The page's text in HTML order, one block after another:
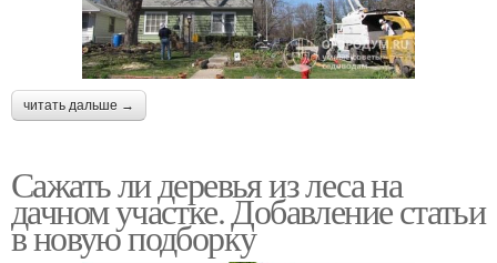
читать дальше →
Сажать ли деревья из леса на
дачном участке. Добавление статьи
в новую подборку